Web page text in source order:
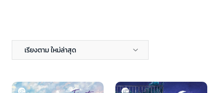
เรียงตาม ใหม่ล่าสุด